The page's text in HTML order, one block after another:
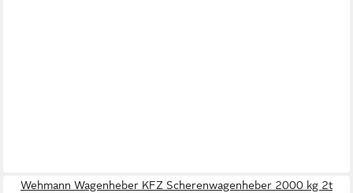
Wehmann Wagenheber KFZ Scherenwagenheber 2000 kg 2t